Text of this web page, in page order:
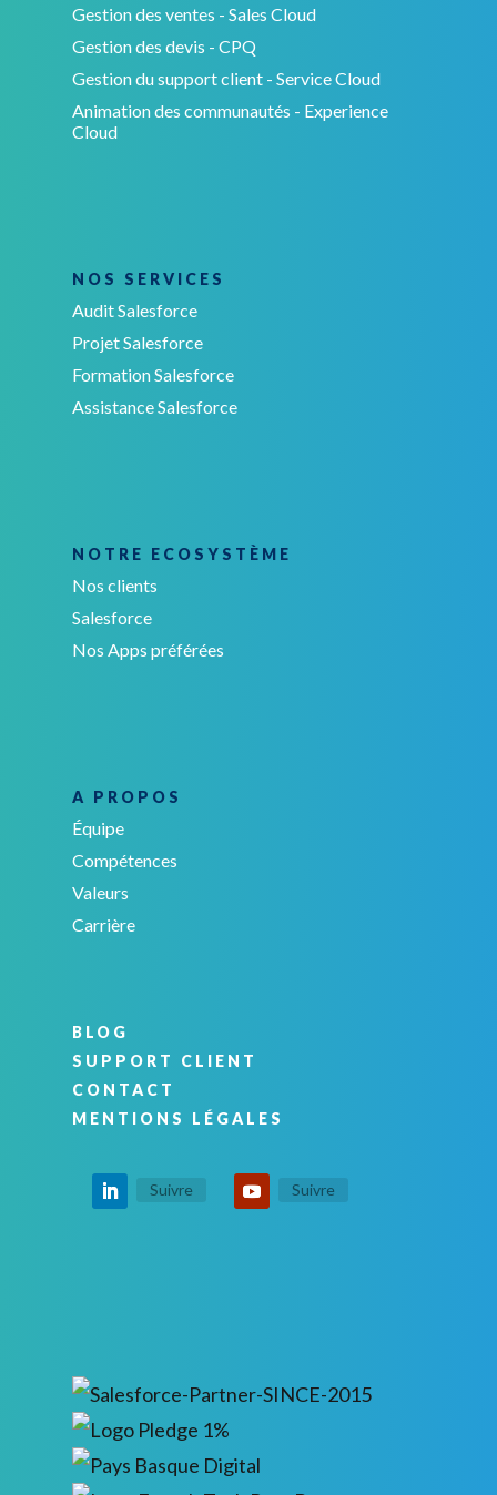
Gestion des ventes - Sales Cloud
Gestion des devis - CPQ
Gestion du support client - Service Cloud
Animation des communautés - Experience
Cloud
NOS SERVICES
Audit Salesforce
Projet Salesforce
Formation Salesforce
Assistance Salesforce
NOTRE ECOSYSTÈME
Nos clients
Salesforce
Nos Apps préférées
A PROPOS
Équipe
Compétences
Valeurs
Carrière
BLOG
SUPPORT CLIENT
CONTACT
MENTIONS LÉGALES
Suivre Suivre